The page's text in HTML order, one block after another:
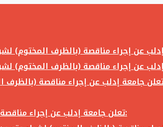
تعلن جامعة إدلب عن إجراء مناقصة (بالظرف المختوم) لشراء وتوريد أثاث مكاتب لزوم مكاتب وقاعات جامعة إدلب وفق الآتي: